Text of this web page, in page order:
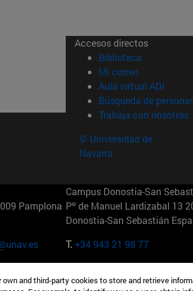
Accesos directos
Biblioteca (abre en
Mi correo(abre en
Aula virtual ADI
Búsqueda de
Trabaja con nosotros
© Universidad de
Navarra
Pamplona
Campus Donostia-San
Pº de Manuel Lardizabal 13
Donostia-San Sebastián
T.+34 943 21 98 77
28023
165 W 57th St 10019-2201
and third-party cookies to store and retrieve